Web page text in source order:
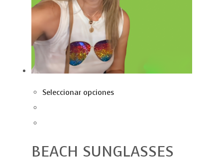
Seleccionar opciones
BEACH SUNGLASSES